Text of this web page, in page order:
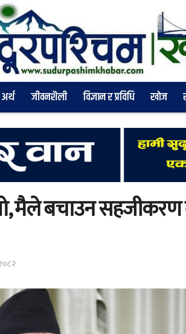
अर्थ जीवनशैली विज्ञान र प्रविधि खाेज
मैले बचाउन सहजीकरण